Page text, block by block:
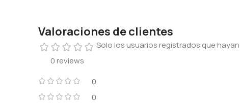
Valoraciones de clientes
0 reviews
0
0
Solo los usuarios registrados que